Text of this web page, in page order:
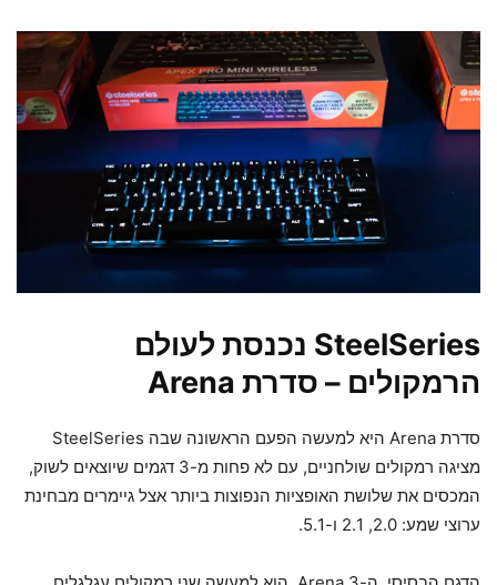
SteelSeries נכנסת לעולם
הרמקולים – סדרת Arena
סדרת Arena היא למעשה הפעם הראשונה שבה SteelSeries
מציגה רמקולים שולחניים, עם לא פחות מ-3 דגמים שיוצאים לשוק,
המכסים את שלושת האופציות הנפוצות ביותר אצל גיימרים מבחינת
ערוצי שמע: 2.0, 2.1 ו-5.1.